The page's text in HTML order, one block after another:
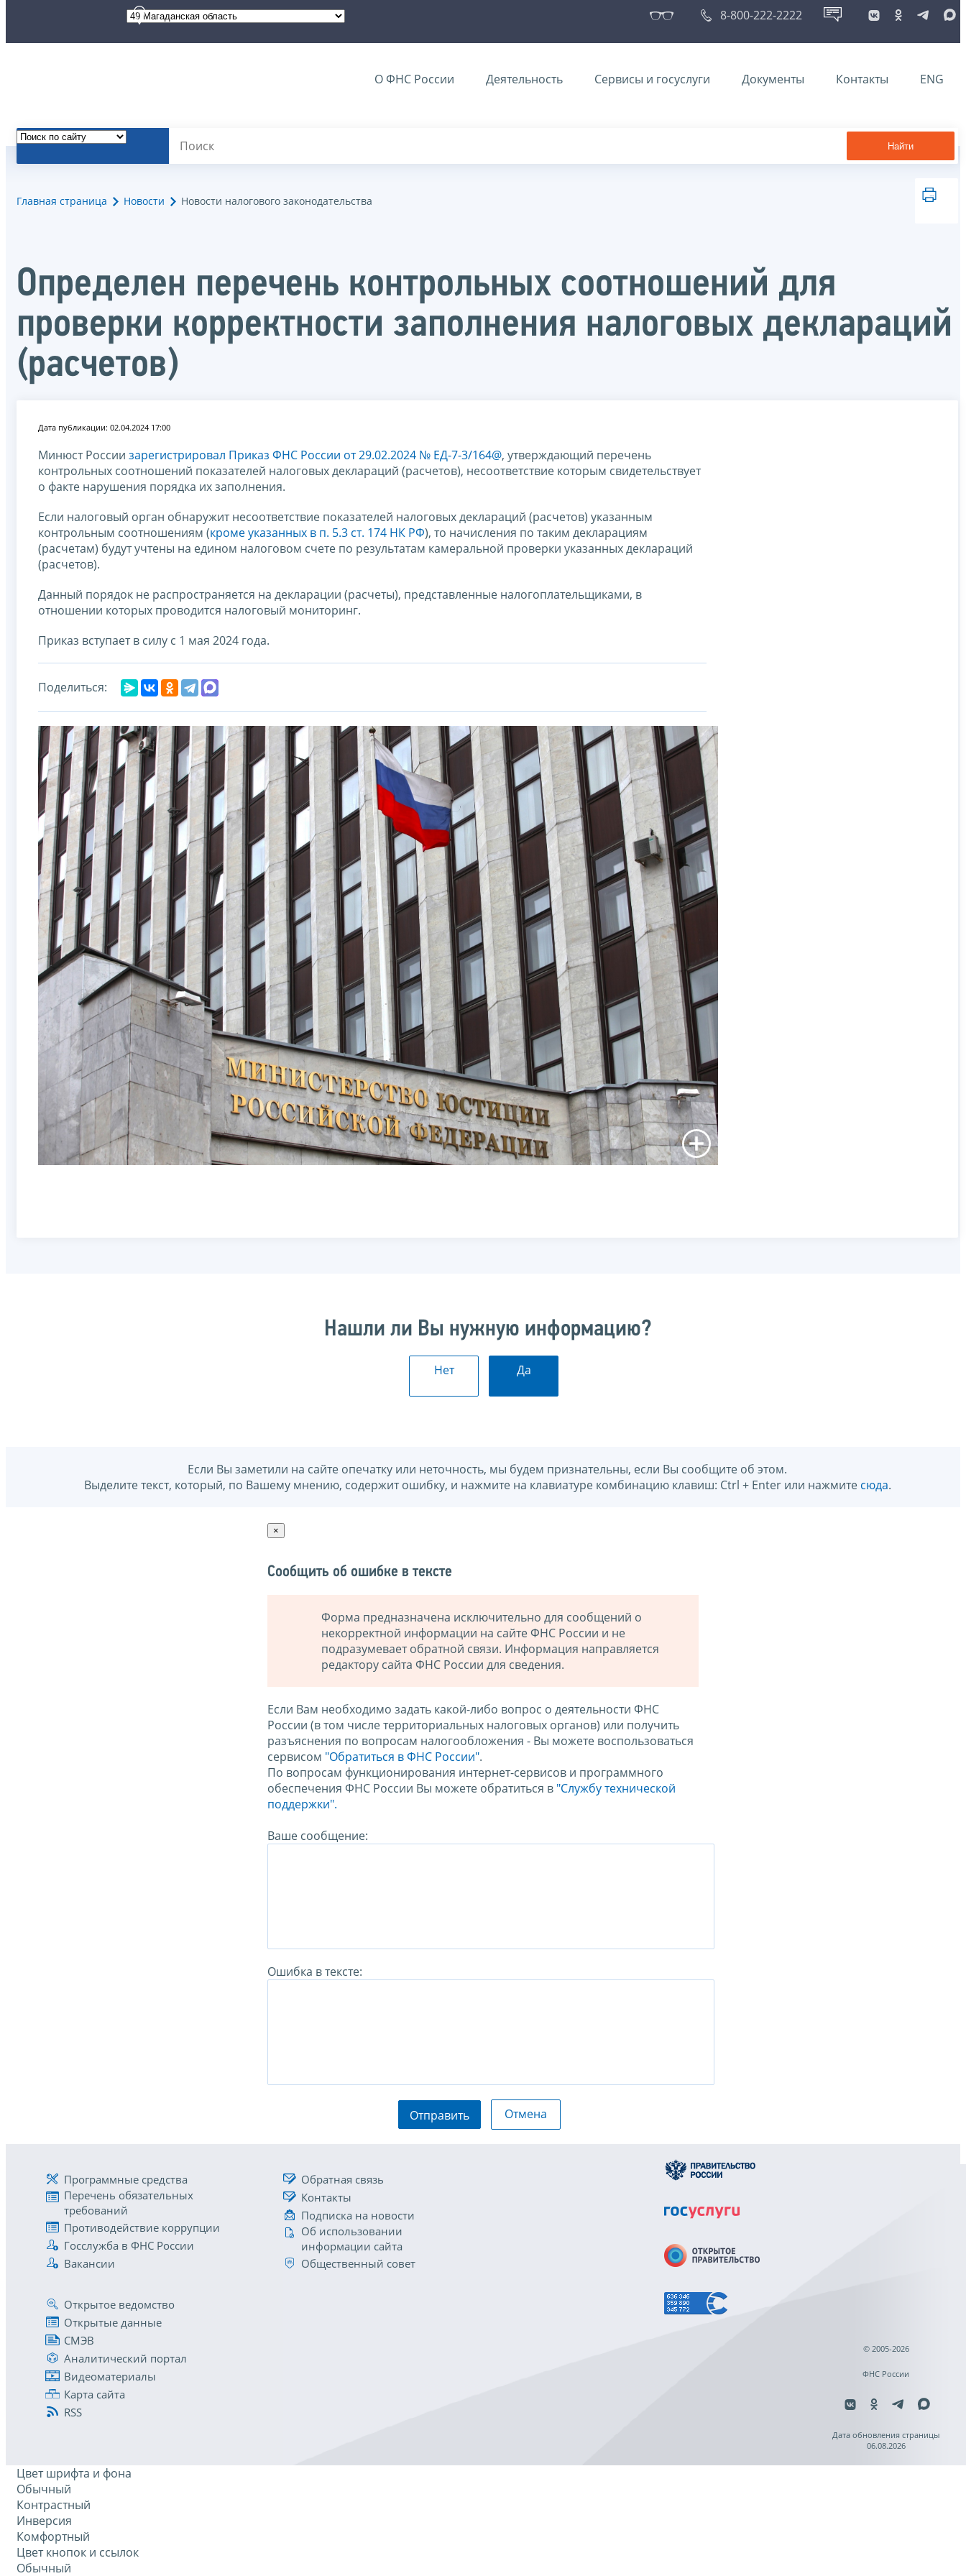
8-800-222-2222
О ФНС России Деятельность Сервисы и госуслуги Документы Контакты ENG
Найти
Главная страница Новости Новости налогового законодательства
Определен перечень контрольных соотношений для
проверки корректности заполнения налоговых деклараций
(расчетов)
Дата публикации: 02.04.2024 17:00
Минюст России зарегистрировал Приказ ФНС России от 29.02.2024 № ЕД-7-3/164@, утверждающий перечень
контрольных соотношений показателей налоговых деклараций (расчетов), несоответствие которым свидетельствует
о факте нарушения порядка их заполнения.
Если налоговый орган обнаружит несоответствие показателей налоговых деклараций (расчетов) указанным
контрольным соотношениям (кроме указанных в п. 5.3 ст. 174 НК РФ), то начисления по таким декларациям
(расчетам) будут учтены на едином налоговом счете по результатам камеральной проверки указанных деклараций
(расчетов).
Данный порядок не распространяется на декларации (расчеты), представленные налогоплательщиками, в
отношении которых проводится налоговый мониторинг.
Приказ вступает в силу с 1 мая 2024 года.
Поделиться:
Нашли ли Вы нужную информацию?
Нет Да
Если Вы заметили на сайте опечатку или неточность, мы будем признательны, если Вы сообщите об этом.
Выделите текст, который, по Вашему мнению, содержит ошибку, и нажмите на клавиатуре комбинацию клавиш: Ctrl + Enter или нажмите сюда.
×
Сообщить об ошибке в тексте
Форма предназначена исключительно для сообщений о
некорректной информации на сайте ФНС России и не
подразумевает обратной связи. Информация направляется
редактору сайта ФНС России для сведения.
Если Вам необходимо задать какой-либо вопрос о деятельности ФНС
России (в том числе территориальных налоговых органов) или получить
разъяснения по вопросам налогообложения - Вы можете воспользоваться
сервисом "Обратиться в ФНС России".
По вопросам функционирования интернет-сервисов и программного
обеспечения ФНС России Вы можете обратиться в "Службу технической
поддержки".
Ваше сообщение:
Ошибка в тексте:
Отправить Отмена
Программные средства
Перечень обязательных
требований
Противодействие коррупции
Госслужба в ФНС России
Вакансии
Обратная связь
Контакты
Подписка на новости
Об использовании
информации сайта
Общественный совет
Открытое ведомство
Открытые данные
СМЭВ
Аналитический портал
Видеоматериалы
Карта сайта
RSS
© 2005-2026
ФНС России
Дата обновления страницы
06.08.2026
Цвет шрифта и фона
Обычный
Контрастный
Инверсия
Комфортный
Цвет кнопок и ссылок
Обычный